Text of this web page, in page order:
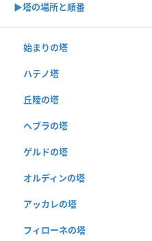
▶︎塔の場所と順番
始まりの塔
ハテノ塔
丘陵の塔
ヘブラの塔
ゲルドの塔
オルディンの塔
アッカレの塔
フィローネの塔